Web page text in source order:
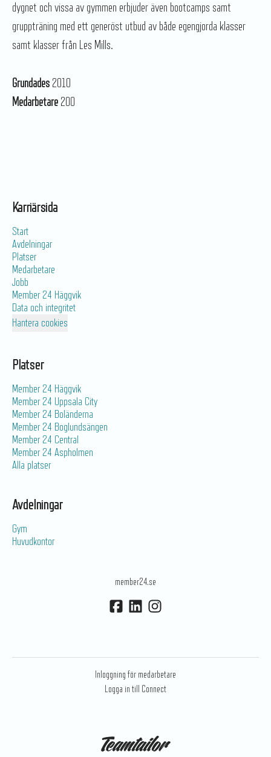
dygnet och vissa av gymmen erbjuder även bootcamps samt
gruppträning med ett generöst utbud av både egengjorda klasser
samt klasser från Les Mills.
Grundades 2010
Medarbetare 200
Karriärsida
Start
Avdelningar
Platser
Medarbetare
Jobb
Member 24 Häggvik
Data och integritet
Hantera cookies
Platser
Member 24 Häggvik
Member 24 Uppsala City
Member 24 Boländerna
Member 24 Boglundsängen
Member 24 Central
Member 24 Aspholmen
Alla platser
Avdelningar
Gym
Huvudkontor
member24.se
Inloggning för medarbetare
Logga in till Connect